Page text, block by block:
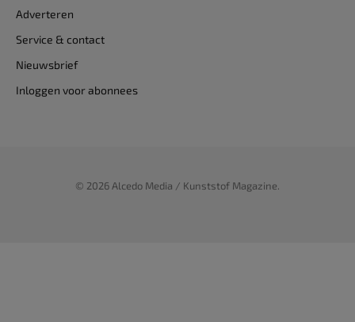
Adverteren
Service & contact
Nieuwsbrief
Inloggen voor abonnees
© 2026 Alcedo Media / Kunststof Magazine.